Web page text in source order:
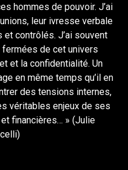
hommes de pouvoir. J’ai
leur ivresse verbale
contrôlés. J’ai souvent
de cet univers
et la confidentialité. Un
en même temps qu’il en
des tensions internes,
véritables enjeux de ses
financières… » (Julie